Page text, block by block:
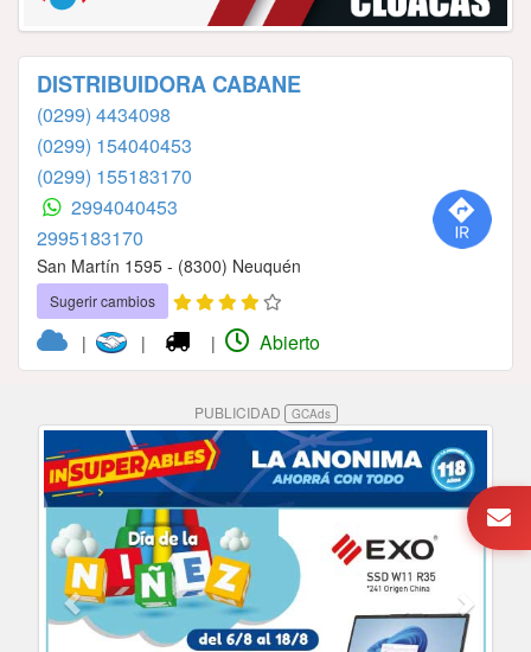
DISTRIBUIDORA CABANE
(0299) 4434098
(0299) 154040453
(0299) 155183170
2994040453
2995183170
San Martín 1595 - (8300) Neuquén
Sugerir cambios
| | | Abierto
PUBLICIDAD GCAds